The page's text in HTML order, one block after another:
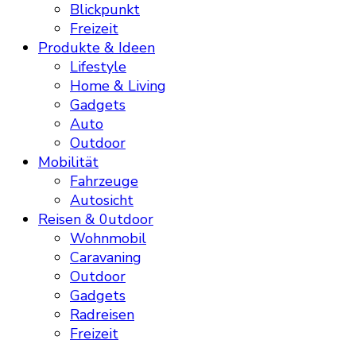
Blickpunkt
Freizeit
Produkte & Ideen
Lifestyle
Home & Living
Gadgets
Auto
Outdoor
Mobilität
Fahrzeuge
Autosicht
Reisen & 0utdoor
Wohnmobil
Caravaning
Outdoor
Gadgets
Radreisen
Freizeit